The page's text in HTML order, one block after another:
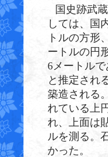
国史跡武
しては、国
トルの方形
ートルの円
6メートル
と推定され
築造される
れている上
れ、上面は
ルを測る。
かった。